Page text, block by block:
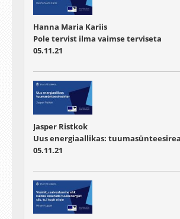
Hanna Maria Kariis
Pole tervist ilma vaimse terviseta
05.11.21
Jasper Ristkok
Uus energiaallikas:
05.11.21